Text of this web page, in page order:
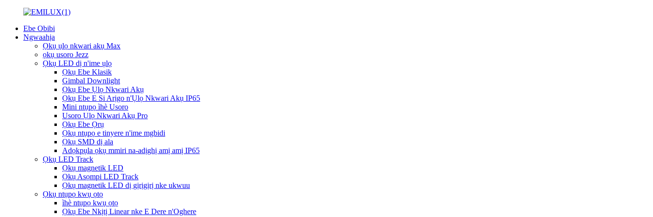
Ebe Obibi
Ngwaahịa
Ọkụ ụlọ nkwari akụ Max
ọkụ usoro Jezz
Ọkụ LED dị n'ime ụlọ
Ọkụ Ebe Klasik
Gimbal Downlight
Ọkụ Ebe Ụlọ Nkwari Akụ
Ọkụ Ebe E Si Arịgo n'Ụlọ Nkwari Akụ IP65
Mini ntụpọ ìhè Usoro
Usoro Ụlọ Nkwari Akụ Pro
Ọkụ Ebe Ọrụ
Ọkụ ntụpọ e tinyere n'ime mgbidi
Ọkụ SMD dị ala
Adọkpụla ọkụ mmiri na-adịghị amị amị IP65
Ọkụ LED Track
Ọkụ magnetik LED
Ọkụ Asọmpi LED Track
Ọkụ magnetik LED dị gịrịgịrị nke ukwuu
Ọkụ ntụpọ kwụ ọtọ
ìhè ntụpọ kwụ ọtọ
Ọkụ Ebe Nkịtị Linear nke E Dere n'Oghere